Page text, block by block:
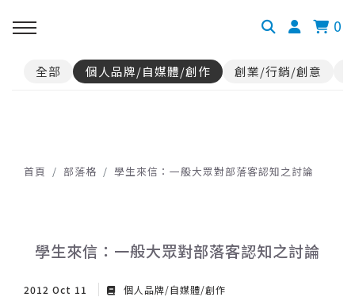
0
全部 個人品牌/自媒體/創作 創業/行銷/創意
首頁 部落格 學生來信：一般大眾對部落客認知之討論
學生來信：一般大眾對部落客認知之討論
2012 Oct 11 個人品牌/自媒體/創作